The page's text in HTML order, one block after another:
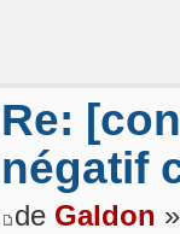
Re:
négatif
de Galdon